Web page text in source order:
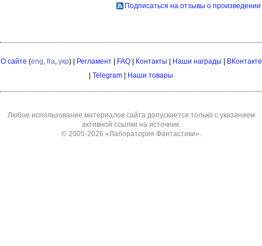
Подписаться на отзывы о произведении
О сайте (eng fra укр) | Регламент| FAQ| Контакты | Наши награды | ВКонтакте
| Telegram | Наши товары
Любое использование материалов сайта допускается только с указанием
активной ссылки на источник.
© 2005-2026 «Лаборатория Фантастики»